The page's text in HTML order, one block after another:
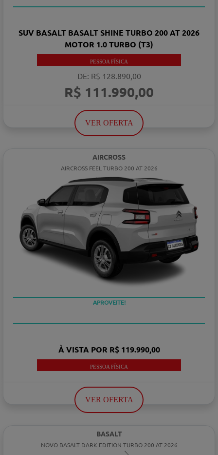
SUV BASALT BASALT SHINE TURBO 200 AT 2026
MOTOR 1.0 TURBO (T3)
PESSOA FÍSICA
DE: R$ 128.890,00
R$ 111.990,00
VER OFERTA
AIRCROSS
AIRCROSS FEEL TURBO 200 AT 2026
APROVEITE!
À VISTA POR R$ 119.990,00
PESSOA FÍSICA
VER OFERTA
BASALT
NOVO BASALT DARK EDITION TURBO 200 AT 2026